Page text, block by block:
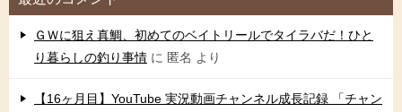
ＧＷに狙え真鯛、初めてのベイトリールでタイラバだ！ひと
り暮らしの釣り事情 に 匿名 より
【16ヶ月目】YouTube 実況動画チャンネル成長記録 「チャン